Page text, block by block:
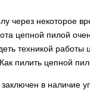
через некоторое
цепной пилой
техникой работы
пилить цепной
в наличие